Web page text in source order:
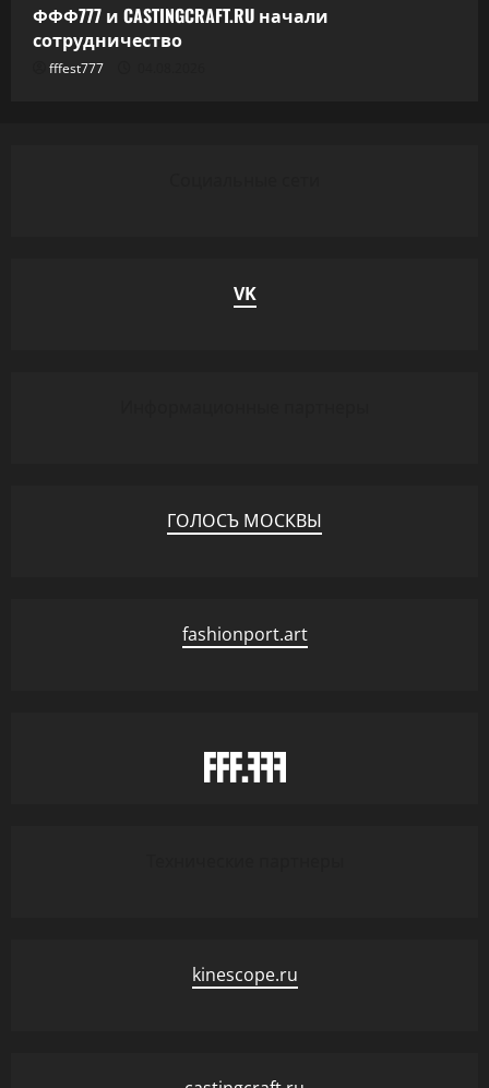
ФФФ777 и CASTINGCRAFT.RU начали
сотрудничество
fffest777
VK
ГОЛОСЪ МОСКВЫ
fashionport.art
kinescope.ru